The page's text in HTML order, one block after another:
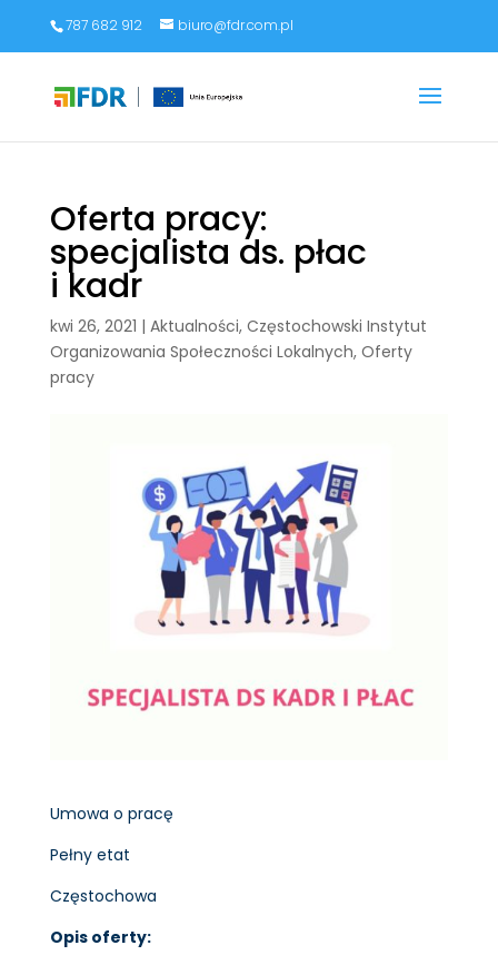
787 682 912 biuro@fdr.com.pl
Oferta pracy:
specjalista ds. płac
i kadr
kwi 26, 2021 | Aktualności, Częstochowski Instytut
Organizowania Społeczności Lokalnych, Oferty
pracy
Umowa o pracę
Pełny etat
Częstochowa
Opis oferty: